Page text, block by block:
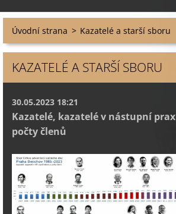
Úvodní strana > Kazatelé a starší sboru
KAZATELÉ A STARŠÍ SBORU
30.05.2023 18:21
Kazatelé, kazatelé v nástupní
počty členů